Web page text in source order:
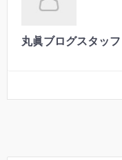
丸眞ブログスタッフ